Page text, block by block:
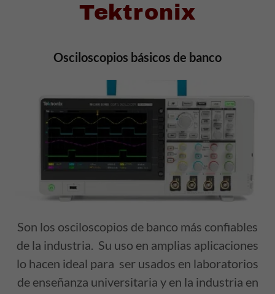
Tektronix
Osciloscopios básicos de banco
Son los osciloscopios de banco más confiables
de la industria. Su uso en amplias aplicaciones
lo hacen ideal para ser usados en laboratorios
de enseñanza universitaria y en la industria en